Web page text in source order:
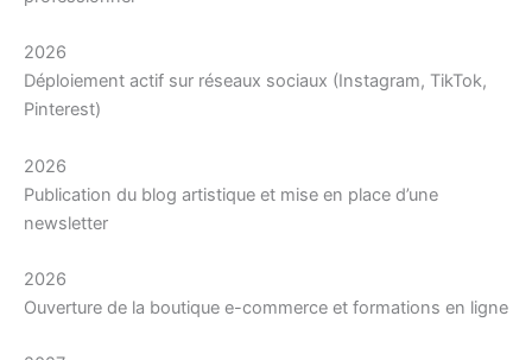
2026
Déploiement actif sur réseaux sociaux (Instagram, TikTok,
Pinterest)
2026
Publication du blog artistique et mise en place d’une
newsletter
2026
Ouverture de la boutique e-commerce et formations en ligne